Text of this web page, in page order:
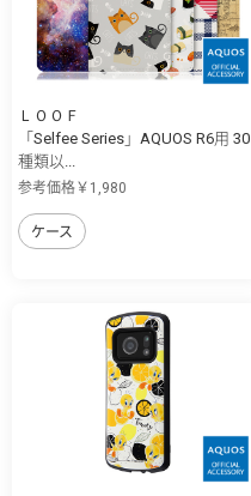
ＬＯＯＦ
「Selfee Series」AQUOS R6用 30
種類以...
参考価格￥1,980
ケース